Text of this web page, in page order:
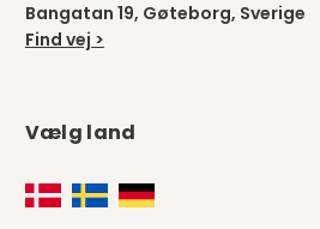
Bangatan 19, Gøteborg, Sverige
Find vej >
Vælg land